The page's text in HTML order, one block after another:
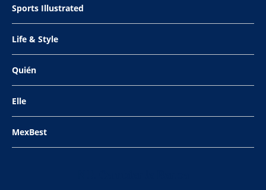
Sports Illustrated
Life & Style
Quién
Elle
MexBest